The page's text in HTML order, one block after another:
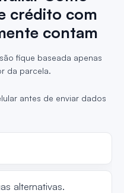
crédito com
contam
fique baseada apenas
da parcela.
antes de enviar dados
alternativas.